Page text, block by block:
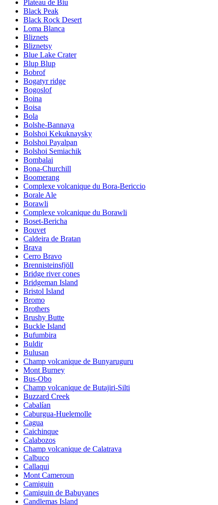
Plateau de Biu
Black Peak
Black Rock Desert
Loma Blanca
Bliznets
Bliznetsy
Blue Lake Crater
Blup Blup
Bobrof
Bogatyr ridge
Bogoslof
Boina
Boisa
Bola
Bolshe-Bannaya
Bolshoi Kekuknaysky
Bolshoi Payalpan
Bolshoi Semiachik
Bombalai
Bona-Churchill
Boomerang
Complexe volcanique du Bora-Bericcio
Borale Ale
Borawli
Complexe volcanique du Borawli
Boset-Bericha
Bouvet
Caldeira de Bratan
Brava
Cerro Bravo
Brennisteinsfjöll
Bridge river cones
Bridgeman Island
Bristol Island
Bromo
Brothers
Brushy Butte
Buckle Island
Bufumbira
Buldir
Bulusan
Champ volcanique de Bunyaruguru
Mont Burney
Bus-Obo
Champ volcanique de Butajiri-Silti
Buzzard Creek
Cabalían
Caburgua-Huelemolle
Cagua
Caichinque
Calabozos
Champ volcanique de Calatrava
Calbuco
Callaqui
Mont Cameroun
Camiguin
Camiguin de Babuyanes
Candlemas Island